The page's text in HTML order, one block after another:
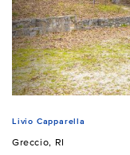
Livio Capparella
Greccio, RI